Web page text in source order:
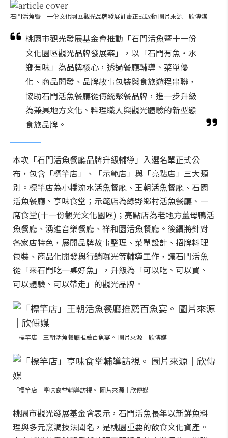
石門活魚暨十一份文化園區觀光品牌發展計畫正式啟動 圖片來源｜欣傅媒
桃園市觀光發展基金會推動「石門活魚暨十一份
文化園區觀光品牌發展案」，以「石門有魚・水
鄉有味」為品牌核心，透過餐廳輔導、菜單優
化、商品開發、品牌故事包裝與食旅遊程串聯，
協助石門活魚餐廳從傳統聚餐品牌，進一步升級
為兼具地方文化、料理職人與觀光體驗的新型態
食旅品牌。
本次「石門活魚餐廳品牌升級輔導」入選名單正式公
布，包含「標竿店」、「示範店」與「亮點店」三大類
別。標竿店為小橋流水活魚餐廳、王朝活魚餐廳、石園
活魚餐廳、亨味食堂；示範店為綠野鄉村活魚餐廳、一
席食堂(十一份觀光文化園區)；亮點店為老地方薑母鴨活
魚餐廳、湧進音樂餐廳、祥和園活魚餐廳。後續將針對
各家店特色，展開品牌故事整理、菜單設計、招牌料理
包裝、商品化開發與行銷曝光等輔導工作，讓石門活魚
從「來石門吃一桌好魚」，升級為「可以吃、可以買、
可以體驗、可以帶走」的觀光品牌。
「標竿店」王朝活魚餐廳推薦百魚宴。 圖片來源｜欣傅媒
「標竿店」亨味食堂輔導訪視。 圖片來源｜欣傳媒
桃園市觀光發展基金會表示，石門活魚長年以新鮮魚料
理與多元烹調技法聞名，是桃園重要的飲食文化資產。